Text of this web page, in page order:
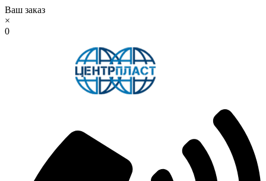
Ваш заказ
×
0